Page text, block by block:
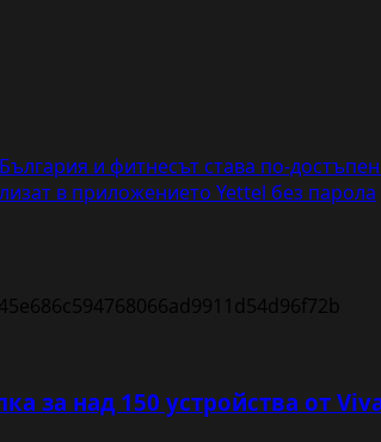
България и фитнесът става по-
в приложението Yettel без парола
за над 150 устройства от